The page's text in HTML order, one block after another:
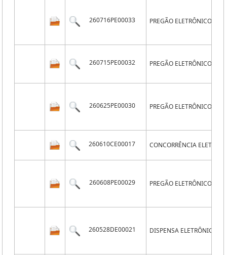
260716PE00033 PREGÃO ELETRÔNICO
260715PE00032 PREGÃO ELETRÔNICO
260625PE00030 PREGÃO ELETRÔNICO
260610CE00017 CONCORRÊNCIA
260608PE00029 PREGÃO ELETRÔNICO
260528DE00021 DISPENSA ELETRÔNICA